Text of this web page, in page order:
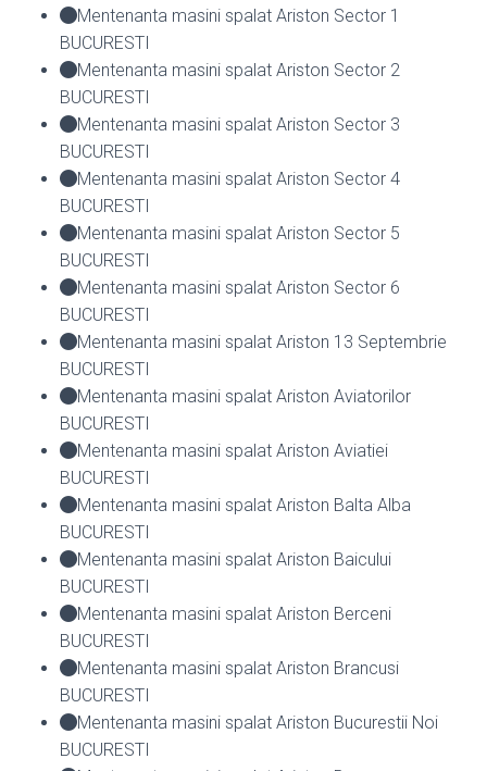
Mentenanta masini spalat Ariston Sector 1
BUCURESTI
Mentenanta masini spalat Ariston Sector 2
BUCURESTI
Mentenanta masini spalat Ariston Sector 3
BUCURESTI
Mentenanta masini spalat Ariston Sector 4
BUCURESTI
Mentenanta masini spalat Ariston Sector 5
BUCURESTI
Mentenanta masini spalat Ariston Sector 6
BUCURESTI
Mentenanta masini spalat Ariston 13 Septembrie
BUCURESTI
Mentenanta masini spalat Ariston Aviatorilor
BUCURESTI
Mentenanta masini spalat Ariston Aviatiei
BUCURESTI
Mentenanta masini spalat Ariston Balta Alba
BUCURESTI
Mentenanta masini spalat Ariston Baicului
BUCURESTI
Mentenanta masini spalat Ariston Berceni
BUCURESTI
Mentenanta masini spalat Ariston Brancusi
BUCURESTI
Mentenanta masini spalat Ariston Bucurestii Noi
BUCURESTI